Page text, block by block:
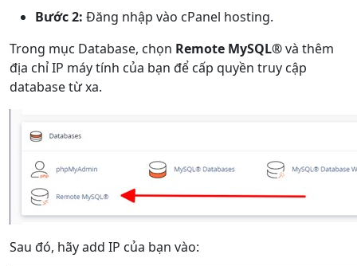
Bước 2: Đăng nhập vào cPanel hosting.
Trong mục Database, chọn Remote MySQL®và thêm
địa chỉ IP máy tính của bạn để cấp quyền truy cập
database từ xa.
Sau đó, hãy add IP của bạn vào: